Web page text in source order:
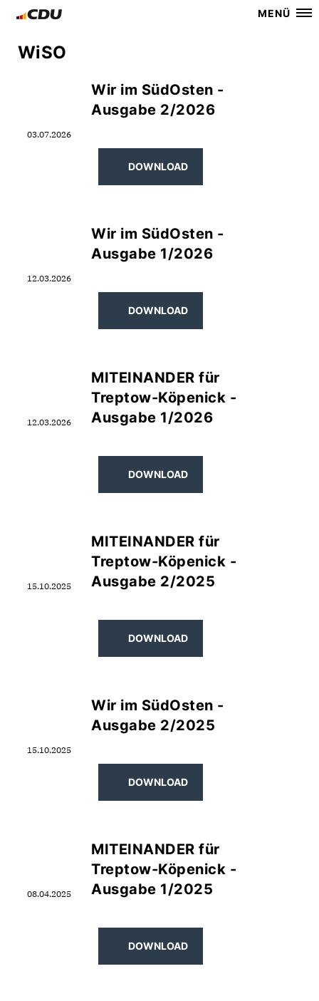
MENÜ
WiSO
03.07.2026
Wir im SüdOsten -
Ausgabe 2/2026
DOWNLOAD
12.03.2026
Wir im SüdOsten -
Ausgabe 1/2026
DOWNLOAD
12.03.2026
MITEINANDER für
Treptow-Köpenick -
Ausgabe 1/2026
DOWNLOAD
15.10.2025
MITEINANDER für
Treptow-Köpenick -
Ausgabe 2/2025
DOWNLOAD
15.10.2025
Wir im SüdOsten -
Ausgabe 2/2025
DOWNLOAD
08.04.2025
MITEINANDER für
Treptow-Köpenick -
Ausgabe 1/2025
DOWNLOAD